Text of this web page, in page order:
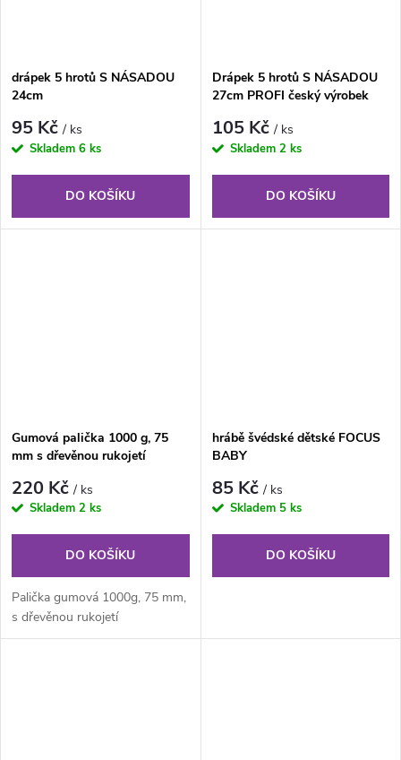
drápek 5 hrotů S NÁSADOU
24cm
95 Kč/ ks
Skladem 6 ks
DO KOŠÍKU
Drápek 5 hrotů S NÁSADOU
27cm PROFI český výrobek
105 Kč/ ks
Skladem 2 ks
DO KOŠÍKU
Gumová palička 1000 g, 75
mm s dřevěnou rukojetí
220 Kč/ ks
Skladem 2 ks
DO KOŠÍKU
Palička gumová 1000g, 75 mm,
s dřevěnou rukojetí
hrábě švédské dětské FOCUS
BABY
85 Kč/ ks
Skladem 5 ks
DO KOŠÍKU